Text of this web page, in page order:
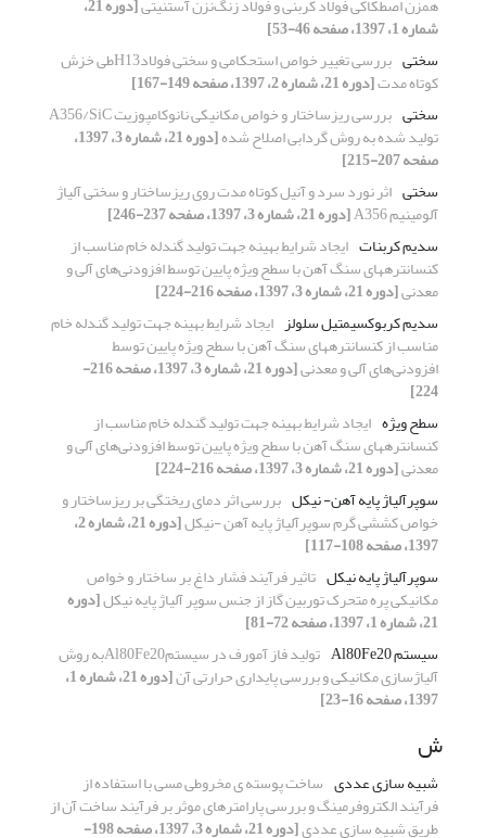
شماره 1، 1397، صفحه 46-53]
سختی
بررسی تغییر خواص استحکامی و سختی فولادH13طی خزش
کوتاه مدت[دوره 21، شماره 2، 1397، صفحه 149-167]
سختی
بررسی ریزساختار و خواص مکانیکی نانوکامپوزیت A356/SiC
تولید شده به روش گردابی اصلاح شده [دوره 21، شماره 3، 1397،
صفحه 207-215]
سختی اثر نورد سرد و آنیل کوتاه مدت روی ریزساختار و سختی آلیاژ
آلومینیم A356
[دوره 21، شماره 3، 1397، صفحه 237-246]
سدیم کربنات ایجاد شرایط بهینه جهت تولید گندله خام مناسب از
کنسانتره‎های سنگ آهن با سطح ویژه پایین توسط افزودنی‌های آلی و
معدنی[دوره 21، شماره 3، 1397، صفحه 216-224]
سدیم کربوکسی‎متیل سلولز
ایجاد شرایط بهینه جهت تولید گندله خام
مناسب از کنسانتره‎های سنگ آهن با سطح ویژه پایین توسط
افزودنی‌های آلی و معدنی [دوره 21، شماره 3، 1397، صفحه 216-
224]
سطح ویژه ایجاد شرایط بهینه جهت تولید گندله خام مناسب از
کنسانتره‎های سنگ آهن با سطح ویژه پایین توسط افزودنی‌های آلی و
معدنی[دوره 21، شماره 3، 1397، صفحه 216-224]
سوپرآلیاژ پایه آهن- نیکل بررسی اثر دمای ریختگی بر ریزساختار و
خواص کششی گرم سوپرآلیاژ پایه آهن -نیکل [دوره 21، شماره 2،
1397، صفحه 108-117]
سوپرآلیاژ پایه نیکل تاثیر فرآیند فشار داغ بر ساختار و خواص
مکانیکی پره متحرک توربین گاز از جنس سوپر آلیاژ پایه نیکل[دوره
21، شماره 1، 1397، صفحه 72-81]
سیستم Al80Fe20
تولید فاز آمورف در سیستمAl80Fe20به روش
آلیاژسازی مکانیکی و بررسی پایداری حرارتی آن [دوره 21، شماره 1،
1397، صفحه 16-23]
ش
شبیه سازی عددی ساخت پوسته ی مخروطی مسی با استفاده از
فرآیند الکتروفرمینگ و بررسی پارامترهای موثر بر فرآیند ساخت آن از
طریق شبیه سازی عددی [دوره 21، شماره 3، 1397، صفحه 198-